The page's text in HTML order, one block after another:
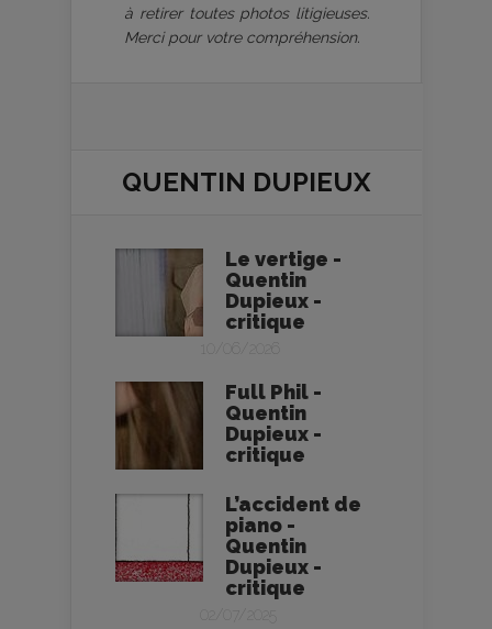
à retirer toutes photos litigieuses.
Merci pour votre compréhension.
QUENTIN DUPIEUX
Le vertige -
Quentin
Dupieux -
critique
10/06/2026
Full Phil -
Quentin
Dupieux -
critique
L’accident de
piano -
Quentin
Dupieux -
critique